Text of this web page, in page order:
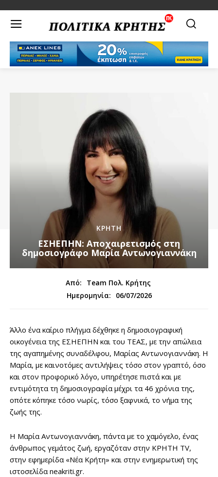
ΚΡΗΤΗ
ΕΣΗΕΠΗΝ: Αποχαιρετισμός στη
δημοσιογράφο Μαρία Αντωνογιαννάκη
Από:
Team Πολ. Κρήτης
Ημερομηνία:
06/07/2026
Άλλο ένα καίριο πλήγμα δέχθηκε η δημοσιογραφική
οικογένεια της ΕΣΗΕΠΗΝ και του ΤΕΑΣ, με την απώλεια
της αγαπημένης συναδέλφου, Μαρίας Αντωνογιαννάκη. Η
Μαρία, με καινοτόμες αντιλήψεις τόσο στον γραπτό, όσο
και στον προφορικό λόγο, υπηρέτησε πιστά και με
εντιμότητα τη δημοσιογραφία μέχρι τα 46 χρόνια της,
οπότε κόπηκε τόσο νωρίς, τόσο ξαφνικά, το νήμα της
ζωής της.
Η Μαρία Αντωνογιαννάκη, πάντα με το χαμόγελο, ένας
άνθρωπος γεμάτος ζωή, εργαζόταν στην ΚΡΗΤΗ TV,
στην εφημερίδα «Νέα Κρήτη» και στην ενημερωτική της
ιστοσελίδα neakriti.gr.